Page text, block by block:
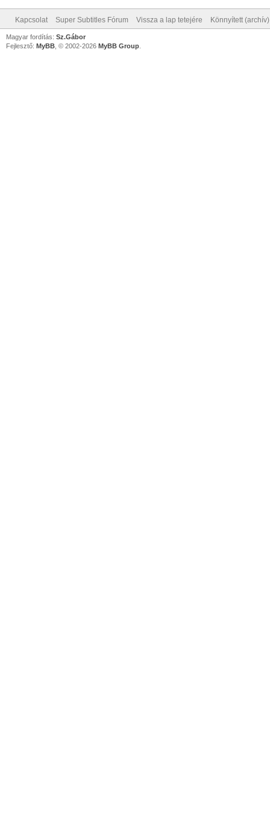
Kapcsolat Super Subtitles Fórum Vissza a lap tetejére Könnyített
Magyar fordítás: Sz.Gábor
Fejlesztő: MyBB , © 2002-2026 MyBB Group